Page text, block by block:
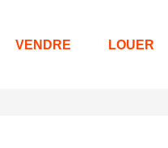
VENDRE LOUER